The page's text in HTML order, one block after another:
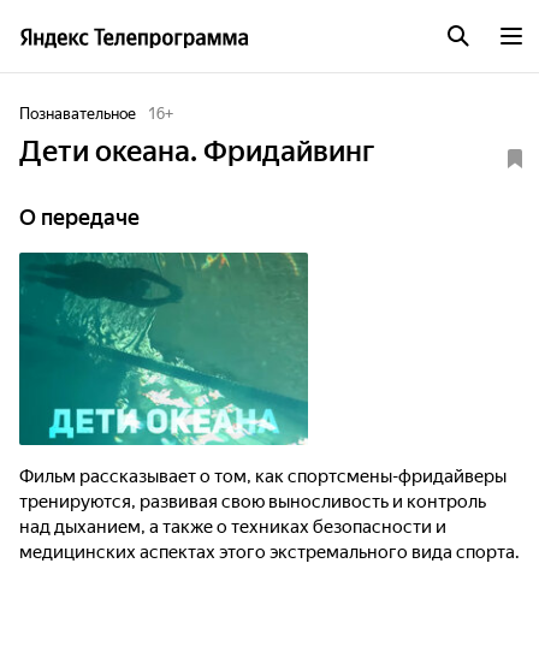
Познавательное 16+
Дети океана. Фридайвинг
О передаче
Фильм рассказывает о том, как спортсмены-фридайверы
тренируются, развивая свою выносливость и контроль
над дыханием, а также о техниках безопасности и
медицинских аспектах этого экстремального вида спорта.